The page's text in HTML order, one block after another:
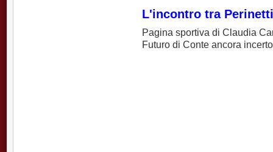
L'incontro tra
Pagina sportiva di Claudia
Futuro di Conte ancora